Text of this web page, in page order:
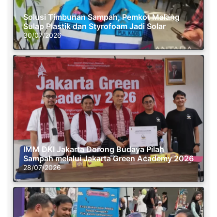
Solusi Timbunan Sampah, Pemkot Malang
Sulap Plastik dan Styrofoam Jadi Solar
30/07/2026
IMM DKI Jakarta Dorong Budaya Pilah
Sampah melalui Jakarta Green Academy 2026
28/07/2026